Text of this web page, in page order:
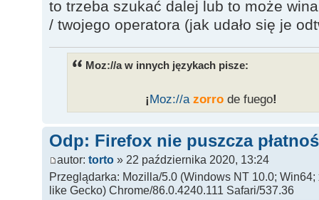
to trzeba szukać dalej lub to może
/ twojego operatora (jak udało się je
Moz://a w innych językach pisze:
¡Moz://a zorrode fuego!
Odp: Firefox nie puszcza
autor: torto» 22 października 2020, 13:24
Przeglądarka: Mozilla/5.0 (Windows NT 10.0;
like Gecko) Chrome/86.0.4240.111 Safari/537.36